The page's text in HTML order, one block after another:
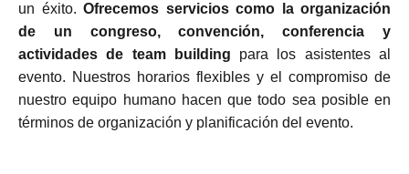
un éxito. Ofrecemos servicios como la organización
de un congreso, convención, conferencia y
actividades de team building para los asistentes al
evento. Nuestros horarios flexibles y el compromiso de
nuestro equipo humano hacen que todo sea posible en
términos de organización y planificación del evento.